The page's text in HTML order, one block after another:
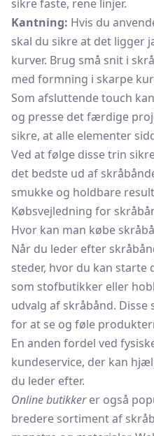
sikre faste, rene linjer.
Kantning: Hvis du
skal du sikre at det
kurver. Brug små snit i
med formning i skarpe
Som afsluttende touch
og presse det færdige
sikre, at alle elementer
Ved at følge disse trin
det bedste ud af
smukke og holdbare
Købsvejledning for
Hvor kan man købe
Når du leder efter
steder, hvor du kan starte
som stofbutikker eller
udvalg af skråbånd.
for at se og føle
En anden fordel ved
kundeservice, der kan
du leder efter.
Online butikkerer også
bredere sortiment af